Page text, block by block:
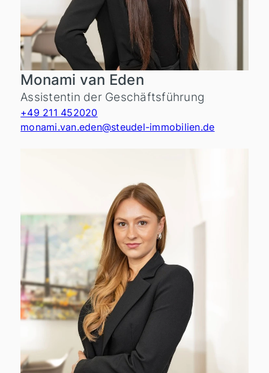
Monami van Eden
Assistentin der Geschäftsführung
+49 211 452020
monami.van.eden@steudel-immobilien.de